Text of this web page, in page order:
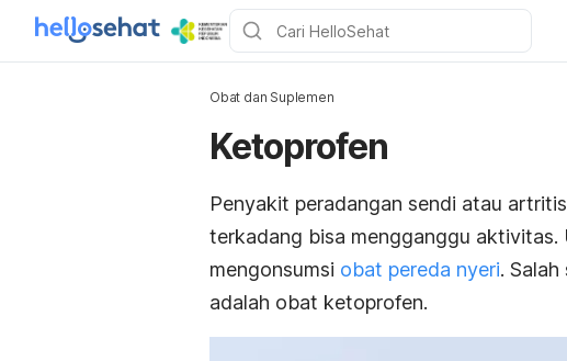
Obat dan Suplemen
Ketoprofen
Penyakit peradangan sendi atau
terkadang bisa mengganggu aktivitas.
mengonsumsi obat pereda nyeri.
adalah obat ketoprofen.